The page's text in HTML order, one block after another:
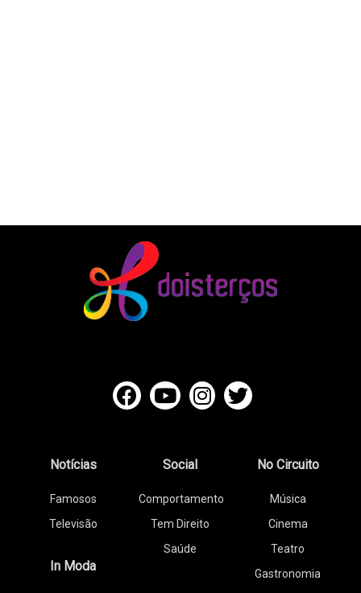
Notícias
Famosos
Televisão
In Moda
Social
Comportamento
Tem Direito
Saúde
No Circuito
Música
Cinema
Teatro
Gastronomia